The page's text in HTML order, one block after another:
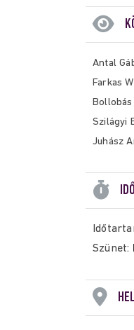
Antal
Farkas
Szilágyi
Juhász
Szünet: